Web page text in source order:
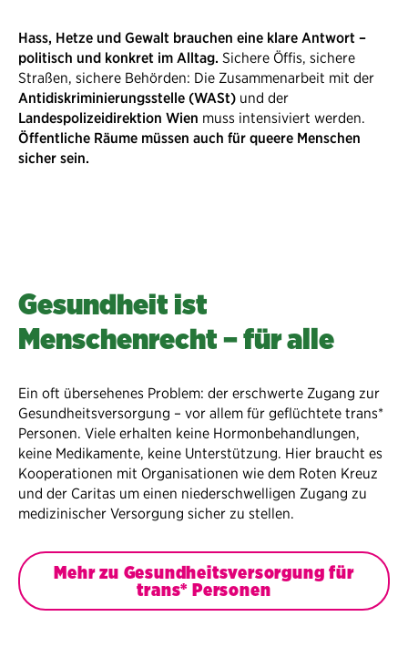
Hass, Hetze und Gewalt brauchen eine klare Antwort –
politisch und konkret im Alltag. Sichere Öffis, sichere
Straßen, sichere Behörden: Die Zusammenarbeit mit der
Antidiskriminierungsstelle (WASt) und der
Landespolizeidirektion Wien muss intensiviert werden.
Öffentliche Räume müssen auch für queere Menschen
sicher sein.
Gesundheit ist
Menschenrecht – für alle
Ein oft übersehenes Problem: der erschwerte Zugang zur
Gesundheitsversorgung – vor allem für geflüchtete trans*
Personen. Viele erhalten keine Hormonbehandlungen,
keine Medikamente, keine Unterstützung. Hier braucht es
Kooperationen mit Organisationen wie dem Roten Kreuz
und der Caritas um einen niederschwelligen Zugang zu
medizinischer Versorgung sicher zu stellen.
Mehr zu Gesundheitsversorgung für
trans* Personen